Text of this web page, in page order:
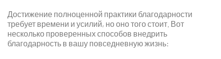
Достижение полноценной практики благодарности
требует времени и усилий, но оно того стоит. Вот
несколько проверенных способов внедрить
благодарность в вашу повседневную жизнь: